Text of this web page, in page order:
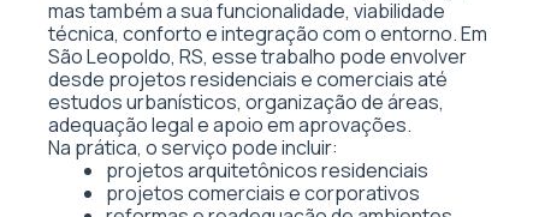
mas também a sua funcionalidade, viabilidade
técnica, conforto e integração com o entorno. Em
São Leopoldo, RS, esse trabalho pode envolver
desde projetos residenciais e comerciais até
estudos urbanísticos, organização de áreas,
adequação legal e apoio em aprovações.
Na prática, o serviço pode incluir:
projetos arquitetônicos residenciais
projetos comerciais e corporativos